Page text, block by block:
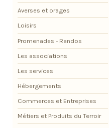
Averses et orages
Loisirs
Promenades - Randos
Les associations
Les services
Hébergements
Commerces et Entreprises
Métiers et Produits du Terroir